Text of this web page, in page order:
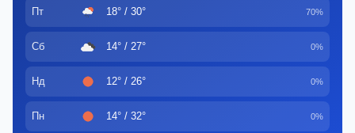
Пт 18° / 30° 70%
Сб 14° / 27° 0%
Нд 12° / 26° 0%
Пн 14° / 32° 0%